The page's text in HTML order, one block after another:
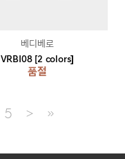
VRBI08 [2 colors]
품절
베디베로
5 ＞ ≫